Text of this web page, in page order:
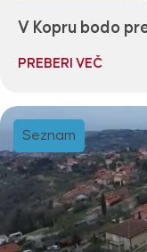
V Kopru bodo
PREBERI VEČ
Seznam